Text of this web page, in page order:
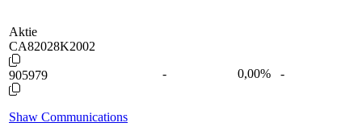
Aktie
CA82028K2002
905979
Shaw Communications
- 0,00% -